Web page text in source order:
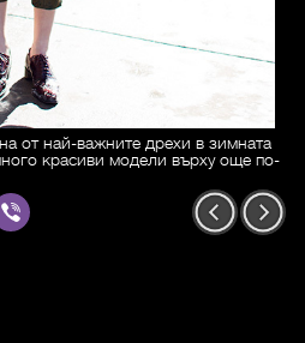
от най-важните дрехи в зимната
красиви модели върху още по-